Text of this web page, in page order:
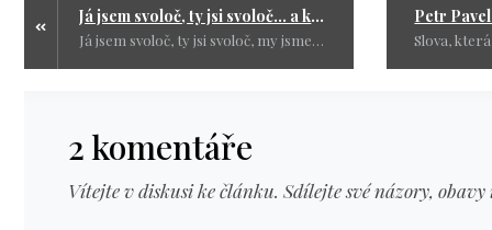
Já jsem svoloč, ty jsi svoloč... a komu tím prospějete?
Já jsem svoloč, ty jsi svoloč, my jsme svoloč. - On je špína, ona je špína, oni jsou špína.
2 komentáře
Vítejte v diskusi ke článku. Sdílejte své názory,